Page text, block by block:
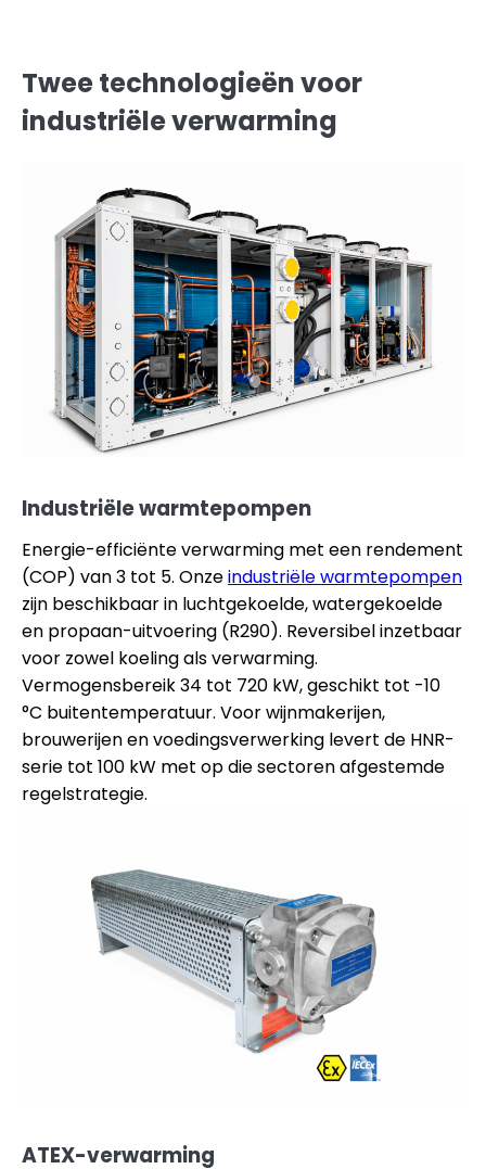
Twee technologieën voor
industriële verwarming
Industriële warmtepompen
Energie-efficiënte verwarming met een rendement
(COP) van 3 tot 5. Onzeindustriële warmtepompen
zijn beschikbaar in luchtgekoelde, watergekoelde
en propaan-uitvoering (R290). Reversibel inzetbaar
voor zowel koeling als verwarming.
Vermogensbereik 34 tot 720 kW, geschikt tot -10
°C buitentemperatuur. Voor wijnmakerijen,
brouwerijen en voedingsverwerking levert de HNR-
serie tot 100 kW met op die sectoren afgestemde
regelstrategie.
ATEX-verwarming